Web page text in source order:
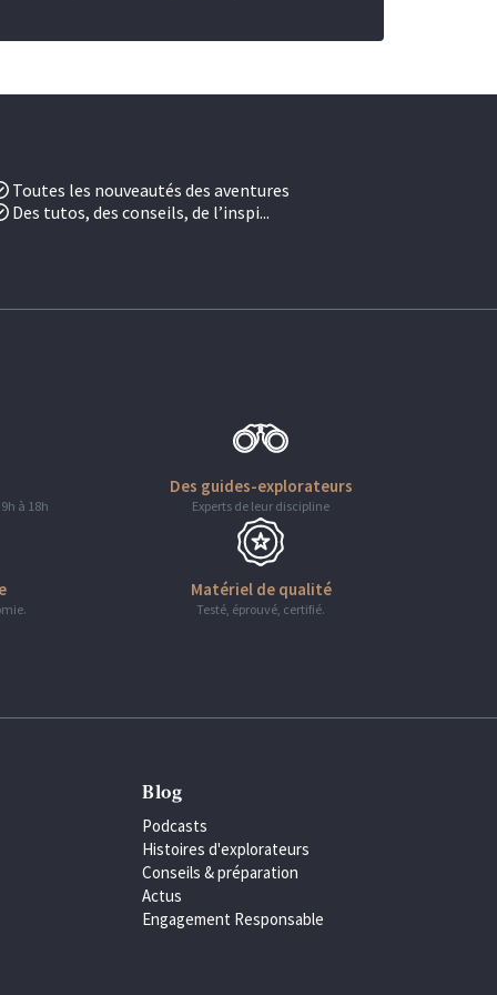
Toutes les nouveautés des aventures
Des tutos, des conseils, de l’inspi...
à 18h
Des guides-explorateurs
Experts de leur discipline
Matériel de qualité
Testé, éprouvé, certifié.
Blog
Podcasts
Histoires d'explorateurs
Conseils & préparation
Actus
Engagement Responsable